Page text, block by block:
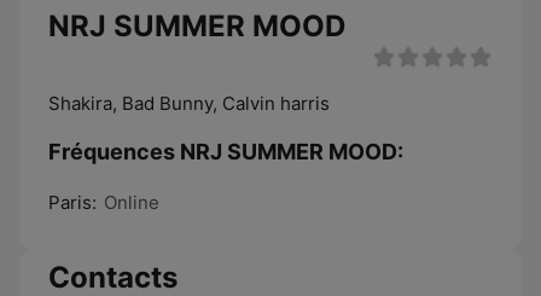
NRJ SUMMER MOOD
Shakira, Bad Bunny, Calvin harris
Fréquences NRJ SUMMER MOOD:
Paris: Online
Contacts